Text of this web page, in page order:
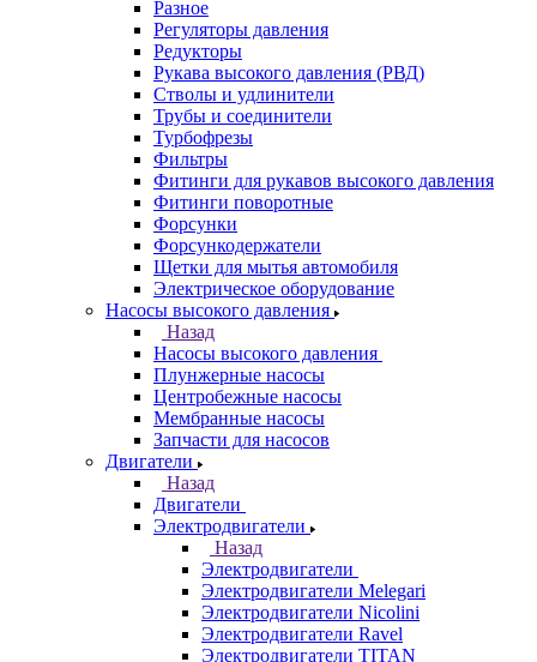
Разное
Регуляторы давления
Редукторы
Рукава высокого давления (РВД)
Стволы и удлинители
Трубы и соединители
Турбофрезы
Фильтры
Фитинги для рукавов высокого давления
Фитинги поворотные
Форсунки
Форсункодержатели
Щетки для мытья автомобиля
Электрическое оборудование
Насосы высокого давления
Назад
Насосы высокого давления
Плунжерные насосы
Центробежные насосы
Мембранные насосы
Запчасти для насосов
Двигатели
Назад
Двигатели
Электродвигатели
Назад
Электродвигатели
Электродвигатели Melegari
Электродвигатели Nicolini
Электродвигатели Ravel
Электродвигатели TITAN